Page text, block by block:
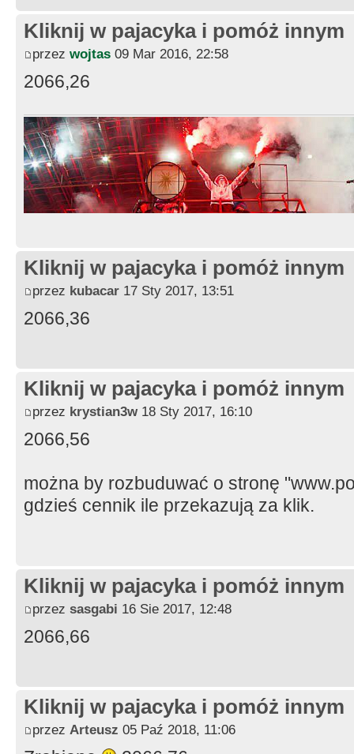
Kliknij w pajacyka i pomóż innym
przez wojtas 09 Mar 2016, 22:58
2066,26
Kliknij w pajacyka i pomóż innym
przez kubacar 17 Sty 2017, 13:51
2066,36
Kliknij w pajacyka i pomóż innym
przez krystian3w 18 Sty 2017, 16:10
2066,56
można by rozbuduwać o stronę
gdzieś cennik ile przekazują za klik.
Kliknij w pajacyka i pomóż innym
przez sasgabi 16 Sie 2017, 12:48
2066,66
Kliknij w pajacyka i pomóż innym
przez Arteusz 05 Paź 2018, 11:06